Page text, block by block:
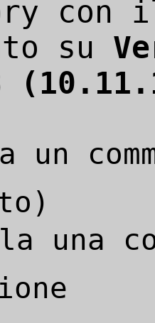
con
su
un
una